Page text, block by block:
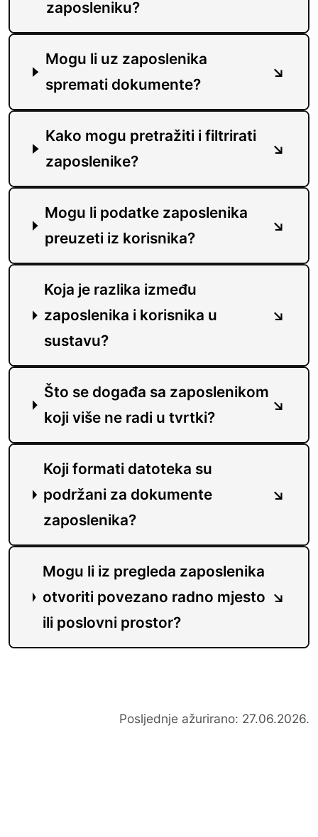
zaposleniku?
Mogu li uz zaposlenika
spremati dokumente?
Kako mogu pretražiti i filtrirati
zaposlenike?
Mogu li podatke zaposlenika
preuzeti iz korisnika?
Koja je razlika između
zaposlenika i korisnika u
sustavu?
Što se događa sa zaposlenikom
koji više ne radi u tvrtki?
Koji formati datoteka su
podržani za dokumente
zaposlenika?
Mogu li iz pregleda zaposlenika
otvoriti povezano radno mjesto
ili poslovni prostor?
Posljednje ažurirano: 27.06.2026.